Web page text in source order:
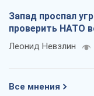
Запад проспал
проверить НАТО
Леонид Невзлин
Все мнения